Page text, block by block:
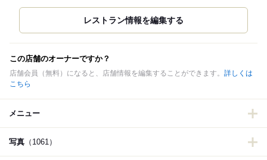
この店舗のオーナーですか？
店舗会員（無料）になると、店舗情報を編集することができます。 詳しくは
こちら
メニュー
写真 （1061）